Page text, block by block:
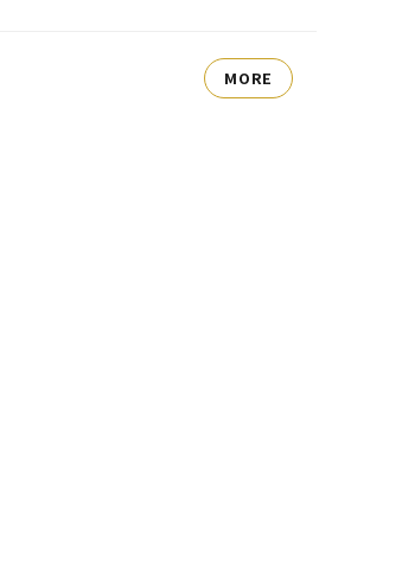
MORE